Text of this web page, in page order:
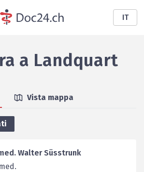
IT
a Landquart
Vista mappa
Walter Süsstrunk